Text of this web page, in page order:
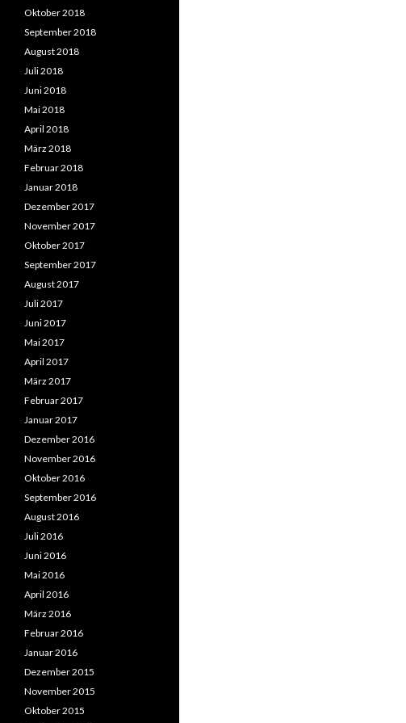
Oktober 2018
September 2018
August 2018
Juli 2018
Juni 2018
Mai 2018
April 2018
März 2018
Februar 2018
Januar 2018
Dezember 2017
November 2017
Oktober 2017
September 2017
August 2017
Juli 2017
Juni 2017
Mai 2017
April 2017
März 2017
Februar 2017
Januar 2017
Dezember 2016
November 2016
Oktober 2016
September 2016
August 2016
Juli 2016
Juni 2016
Mai 2016
April 2016
März 2016
Februar 2016
Januar 2016
Dezember 2015
November 2015
Oktober 2015